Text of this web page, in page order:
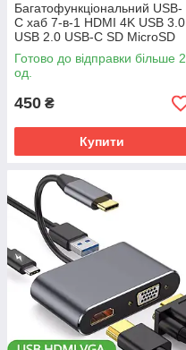
Багатофункціональний USB-
C хаб 7-в-1 HDMI 4K USB 3.0
USB 2.0 USB-C SD MicroSD
PD 100 W
Готово до відправки більше 2
од.
450 ₴
Купити